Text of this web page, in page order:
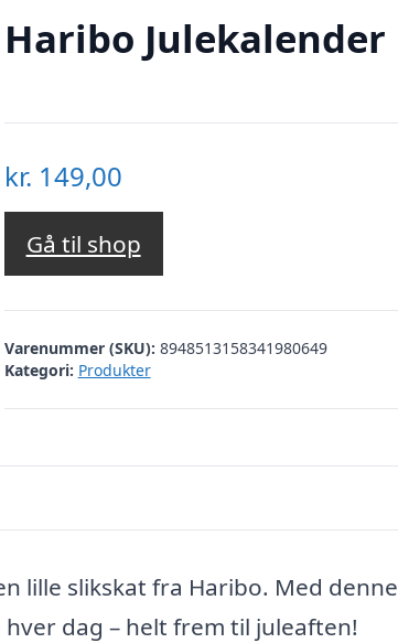
Haribo Julekalender
kr. 149,00
Gå til shop
Varenummer (SKU): 8948513158341980649
Kategori: Produkter
lille slikskat fra Haribo. Med denne
dag – helt frem til juleaften!